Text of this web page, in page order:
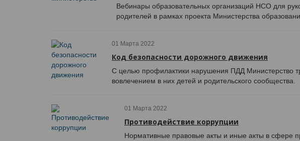
Вебинары образовательных организаций НСО для
родителей в рамках проекта Министерства
01 Марта 2022
Код безопасности дорожного движения
С целью профилактики нарушения ПДД Министерство
вовлечением в них детей и родительского сообщества.
01 Марта 2022
Противодействие коррупции
Нормативные правовые акты и иные акты в сфере